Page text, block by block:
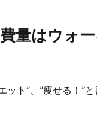
量はウォ
ト”、”痩せる！”